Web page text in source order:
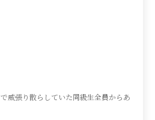
威張り散らしていた同級生全員からあ